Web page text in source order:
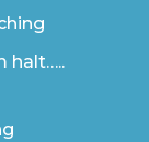
halt…..